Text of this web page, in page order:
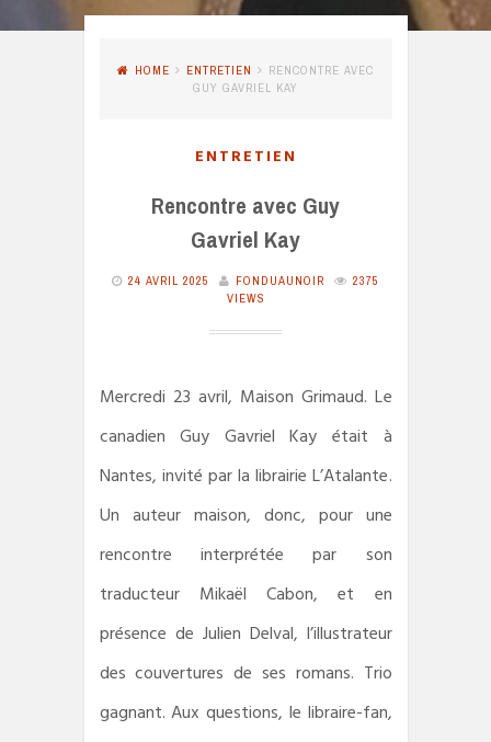
HOME ENTRETIEN
RENCONTRE AVEC
GUY GAVRIEL KAY
ENTRETIEN
Rencontre avec Guy
Gavriel Kay
24 AVRIL 2025 FONDUAUNOIR
2375
VIEWS
Mercredi 23 avril, Maison Grimaud. Le
canadien Guy Gavriel Kay était à
Nantes, invité par la librairie L’Atalante.
Un auteur maison, donc, pour une
rencontre interprétée par son
traducteur Mikaël Cabon, et en
présence de Julien Delval, l’illustrateur
des couvertures de ses romans. Trio
gagnant. Aux questions, le libraire-fan,